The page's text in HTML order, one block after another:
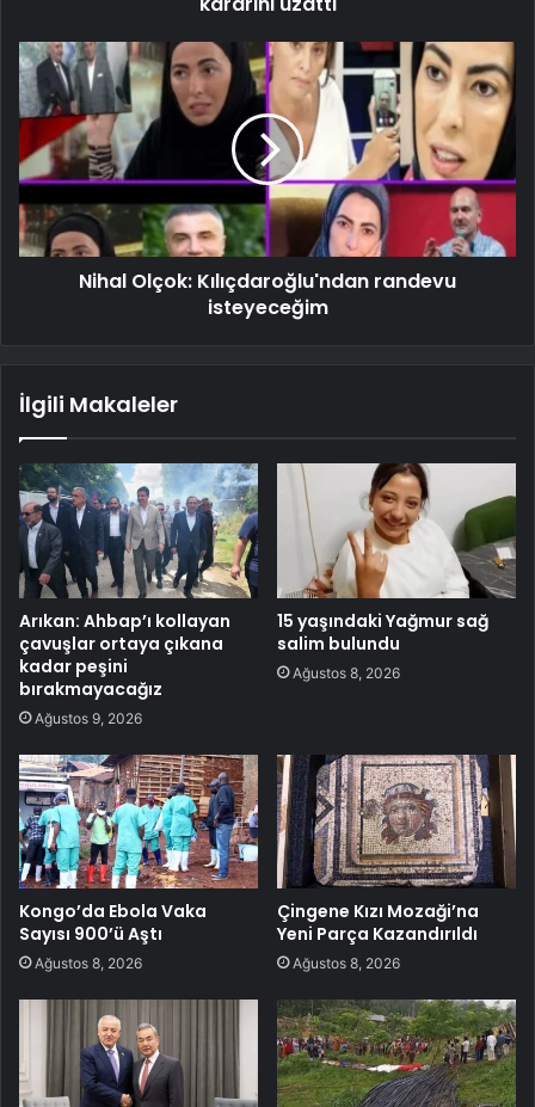
Nihal Olçok: Kılıçdaroğlu'ndan randevu
isteyeceğim
İlgili Makaleler
Arıkan: Ahbap’ı kollayan
çavuşlar ortaya çıkana
kadar peşini
bırakmayacağız
Ağustos 9, 2026
15 yaşındaki Yağmur sağ
salim bulundu
Ağustos 8, 2026
Kongo’da Ebola Vaka
Sayısı 900’ü Aştı
Ağustos 8, 2026
Çingene Kızı Mozaği’na
Yeni Parça Kazandırıldı
Ağustos 8, 2026